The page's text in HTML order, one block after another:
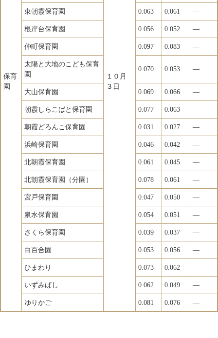
保育
園
１０月
３日
東朝霞保育園 0.063 0.061 ―
根岸台保育園 0.056 0.052 ―
仲町保育園 0.097 0.083 ―
太陽と大地のこども保育
園
0.070 0.053 ―
大山保育園 0.069 0.066 ―
朝霞しらこばと保育園 0.077 0.063 ―
朝霞どろんこ保育園 0.031 0.027 ―
浜崎保育園 0.046 0.042 ―
北朝霞保育園 0.061 0.045 ―
北朝霞保育園（分園） 0.078 0.061 ―
宮戸保育園 0.047 0.050 ―
泉水保育園 0.054 0.051 ―
さくら保育園 0.039 0.037 ―
白百合園 0.053 0.056 ―
ひまわり 0.073 0.062 ―
いずみばし 0.062 0.049 ―
ゆりかご 0.081 0.076 ―